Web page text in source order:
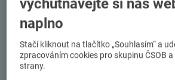
Cestovní pojištění pro
vychutnávejte si náš
naplno
Stačí kliknout na tlačítko „Souhlasím“ a
zpracováním cookies pro skupinu ČSOB
strany.